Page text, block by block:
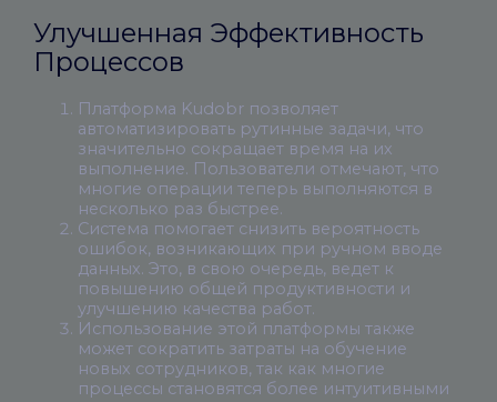
Улучшенная Эффективность
Процессов
Платформа Kudobr позволяет
автоматизировать рутинные задачи, что
значительно сокращает время на их
выполнение. Пользователи отмечают, что
многие операции теперь выполняются в
несколько раз быстрее.
Система помогает снизить вероятность
ошибок, возникающих при ручном вводе
данных. Это, в свою очередь, ведет к
повышению общей продуктивности и
улучшению качества работ.
Использование этой платформы также
может сократить затраты на обучение
новых сотрудников, так как многие
процессы становятся более интуитивными